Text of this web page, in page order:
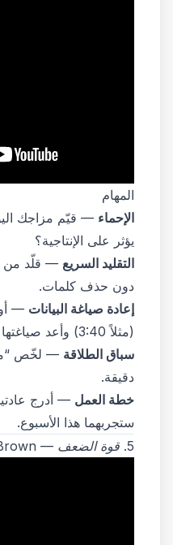
المهام
الإحماء
يؤثر على الإنتاجية؟
التقليد السريع
دون حذف كلمات.
إعادة صياغة البيانات —
(مثلاً 3:40) وأعد صياغتها بلغة يومية.
سباق الطلاقة — لخّص
دقيقة.
خطة العمل — أدرج
ستجربهما هذا الأسبوع.
5. قوة الضعف — Brené Brown (مقتطف 7 دقائق)